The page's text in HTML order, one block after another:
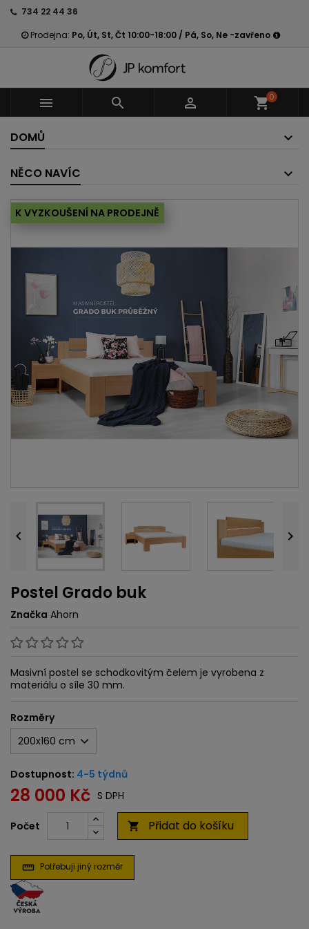
734 22 44 36
Prodejna: Po, Út, St, Čt 10:00-18:00 / Pá, So, Ne -zavřeno
   shopping_cart0
DOMŮ
NĚCO NAVÍC
K VYZKOUŠENÍ NA PRODEJNĚ
 
Postel Grado buk
Značka Ahorn
Masivní postel se schodkovitým čelem je vyrobena z
materiálu o síle 30 mm.
Rozměry
Dostupnost: 4-5 týdnů
28 000 Kč S DPH
Počet  Přidat do košíku
straighten Potřebuji jiný rozměr